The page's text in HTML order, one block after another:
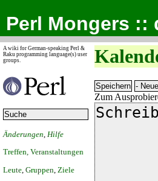
Perl Mongers ::
A wiki for German-speaking Perl &
Raku programming language(s) user
groups.
Änderungen Hilfe
Treffen, Veranstaltungen
Leute Gruppen Ziele
Zum